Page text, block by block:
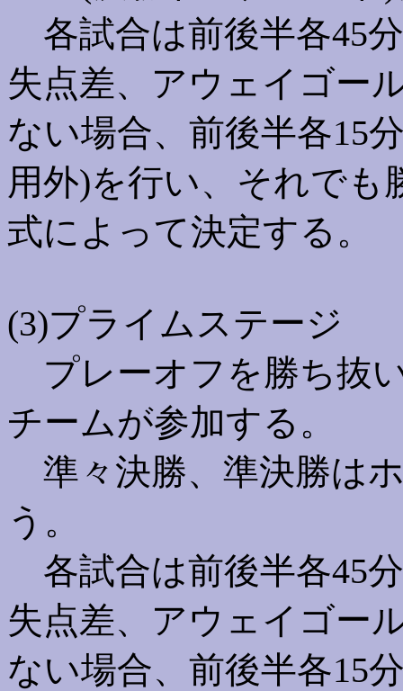
各試合は前後半各45
失点差、アウェイゴー
ない場合、前後半各15
用外)を行い、それでも
式によって決定する。
(3)プライムステージ
プレーオフを勝ち抜
チームが参加する。
準々決勝、準決勝は
う。
各試合は前後半各45
失点差、アウェイゴー
ない場合、前後半各15